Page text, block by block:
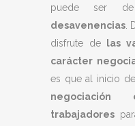
puede ser
desavenencias
disfrute de
las
carácter
es que al inicio
trabajadores